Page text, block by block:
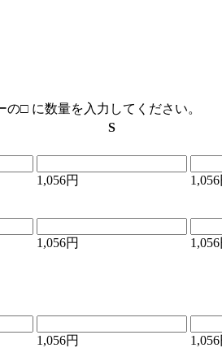
の□ に数量を入力してください。
S
1,056円
1,056円
1,056円